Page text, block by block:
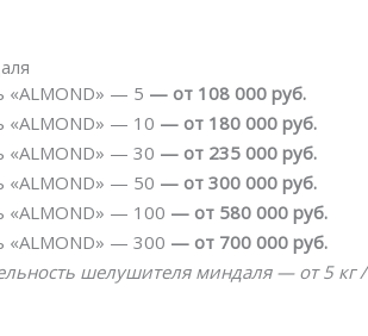
— 5 — от 108 000 руб.
— 10 — от 180 000 руб.
— 30 — от 235 000 руб.
— 50 — от 300 000 руб.
— 100 — от 580 000 руб.
— 300 — от 700 000 руб.
шелушителя миндаля — от 5 кг /